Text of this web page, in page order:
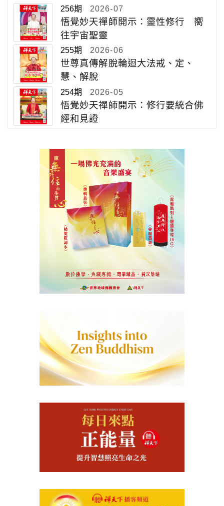
256期 2026-07
悟覺妙天禪師開示：靈性修行 嚮
往宇宙聖靈
255期 2026-06
世尊真傳解脫輪迴大法戒、定、
慧、解脫
254期 2026-05
悟覺妙天禪師開示：修行要統合佛
經和見證